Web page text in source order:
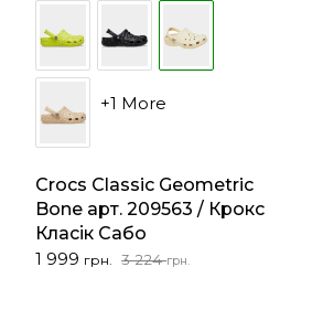
+1 More
Crocs Classic Geometric
Bone арт. 209563 / Крокс
Класік Сабо
3 224грн.
Оригінальна
1 999 грн.
Поточна